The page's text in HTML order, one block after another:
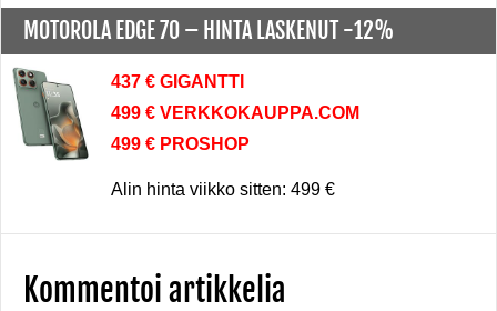
MOTOROLA EDGE 70 – HINTA LASKENUT -12%
437 € GIGANTTI
499 € VERKKOKAUPPA.COM
499 € PROSHOP
Alin hinta viikko sitten: 499 €
Kommentoi artikkelia